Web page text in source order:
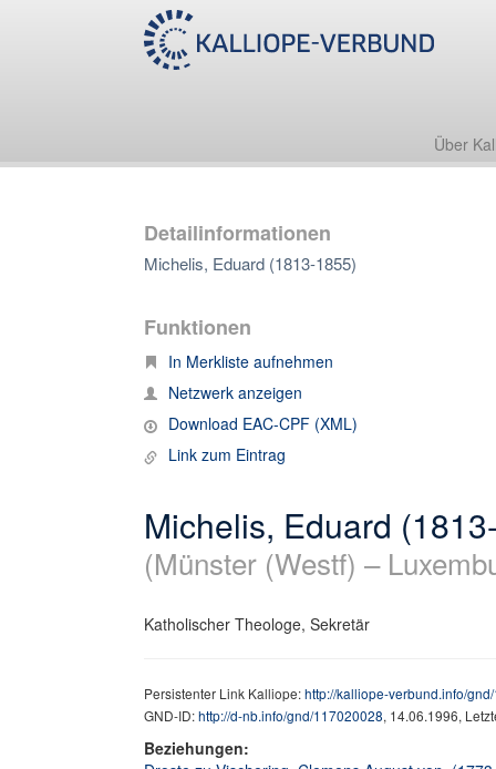
Über
Detailinformationen
Michelis, Eduard (1813-1855)
Funktionen
In Merkliste aufnehmen
Netzwerk anzeigen
Download EAC-CPF (XML)
Link zum Eintrag
Michelis, Eduard
(Münster (Westf) –
Katholischer Theologe, Sekretär
Persistenter Link Kalliope:http://kalliope-verbund.info/
GND-ID:http://d-nb.info/gnd/117020028, 14.06.1996,
Beziehungen: